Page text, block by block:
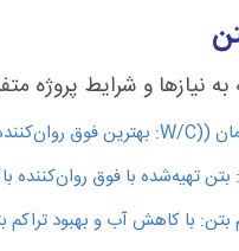
نیازها و شرایط پروژه
(
W/C): بهترین فوق روان‌کننده‌ها باید توانایی کاهش
تهیه‌شده با فوق روان‌کننده
با کاهش آب و بهبود تراکم